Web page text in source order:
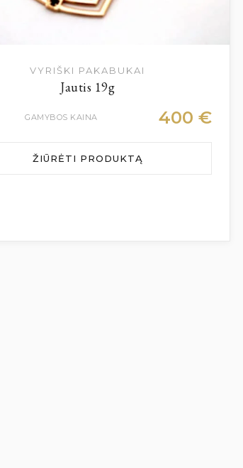
VYRIŠKI PAKABUKAI
Jautis 19g
GAMYBOS KAINA 400 €
ŽIŪRĖTI PRODUKTĄ